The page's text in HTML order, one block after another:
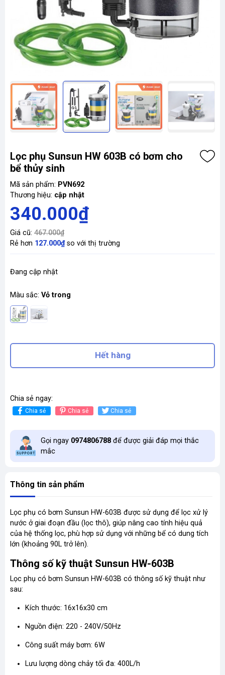
Lọc phụ Sunsun HW 603B có bơm cho
bể thủy sinh
Mã sản phẩm: PVN692
Thương hiệu: cập nhật
340.000₫
Giá cũ: 467.000₫
Rẻ hơn 127.000₫so với thị trường
Đang cập nhật
Màu sắc: Vỏ trong
Hết hàng
Chia sẻ ngay:
Chia sẻ Chia sẻ Chia sẻ
Gọi ngay 0974806788 để được giải đáp mọi thắc
mắc
Thông tin sản phẩm
Lọc phụ có bơm Sunsun HW-603B được sử dụng để lọc xử lý
nước ở giai đoạn đầu (lọc thô), giúp nâng cao tính hiệu quả
của hệ thống lọc, phù hợp sử dụng với những bể có dung tích
lớn (khoảng 90L trở lên).
Thông số kỹ thuật Sunsun HW-603B
Lọc phụ có bơm Sunsun HW-603B có thông số kỹ thuật như
sau:
Kích thước: 16x16x30 cm
Nguồn điện: 220 - 240V/50Hz
Công suất máy bơm: 6W
Lưu lượng dòng chảy tối đa: 400L/h